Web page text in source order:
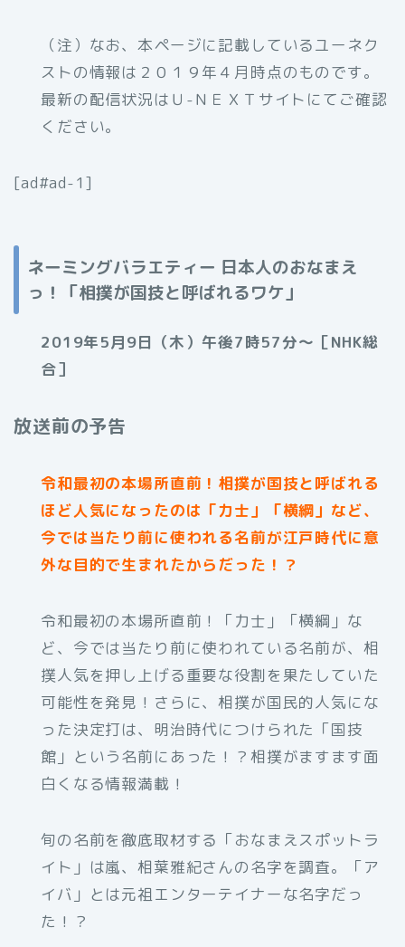
（注）なお、本ページに記載しているユーネク
ストの情報は２０１９年４月時点のものです。
最新の配信状況はＵ-ＮＥＸＴサイトにてご確認
ください。
[ad#ad-1]
ネーミングバラエティー 日本人のおなまえ
っ！「相撲が国技と呼ばれるワケ 」
2019年5月9日（木）午後7時57分～［NHK総
合］
放送前の予告
令和最初の本場所直前！相撲が国技と呼ばれる
ほど人気になったのは「力士」「横綱」など、
今では当たり前に使われる名前が江戸時代に意
外な目的で生まれたからだった！？
令和最初の本場所直前！「力士」「横綱」な
ど、今では当たり前に使われている名前が、相
撲人気を押し上げる重要な役割を果たしていた
可能性を発見！さらに、相撲が国民的人気にな
った決定打は、明治時代につけられた「国技
館」という名前にあった！？相撲がますます面
白くなる情報満載！
旬の名前を徹底取材する「おなまえスポットラ
イト」は嵐、相葉雅紀さんの名字を調査。「ア
イバ」とは元祖エンターテイナーな名字だっ
た！？